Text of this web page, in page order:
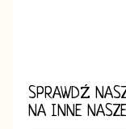
SPRAWDŹ
NA INNE